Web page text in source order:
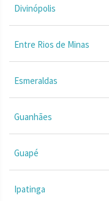
Divinópolis
Entre Rios de Minas
Esmeraldas
Guanhães
Guapé
Ipatinga